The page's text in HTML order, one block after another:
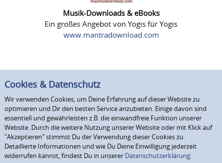
Musik-Downloads & eBooks
Ein großes Angebot von Yogis für Yogis
www.mantradownload.com
Cookies & Datenschutz
Wir verwenden Cookies, um Deine Erfahrung auf dieser Website zu
optimieren und Dir den besten Service anzubieten. Einige davon sind
essentiell und gewährleisten z.B. die einwandfreie Funktion unserer
Website. Durch die weitere Nutzung unserer Website oder mit Klick auf
"Akzeptieren" stimmst Du der Verwendung dieser Cookies zu.
Detaillierte Informationen und wie Du Deine Einwilligung jederzeit
widerrufen kannst, findest Du in unserer Datenschutzerklärung.